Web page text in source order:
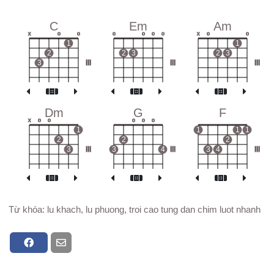
C
x
3
2
o
1
o
Em
o
2 3
o o o
Am
x o
2 3
1
o
Dm
x o o
2
3
1
G
3
2
o o o
4
F
1
3 4
2
1 1
Từ khóa: lu khach, lu phuong, troi cao tung dan chim luot nhanh